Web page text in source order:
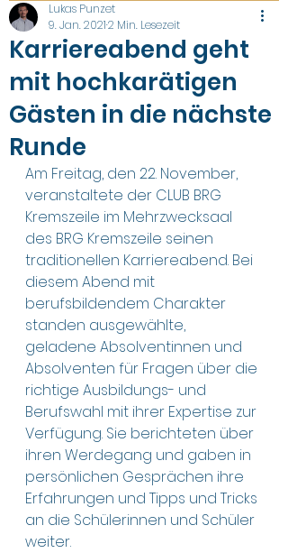
Karriereabend geht
mit hochkarätigen
Gästen in die nächste
Runde
Lukas Punzet
9. Jan. 20212 Min. Lesezeit
Am Freitag, den 22. November,
veranstaltete der CLUB BRG
Kremszeile im Mehrzwecksaal
des BRG Kremszeile seinen
traditionellen Karriereabend. Bei
diesem Abend mit
berufsbildendem Charakter
standen ausgewählte,
geladene Absolventinnen und
Absolventen für Fragen über die
richtige Ausbildungs- und
Berufswahl mit ihrer Expertise zur
Verfügung. Sie berichteten über
ihren Werdegang und gaben in
persönlichen Gesprächen ihre
Erfahrungen und Tipps und Tricks
an die Schülerinnen und Schüler
weiter.